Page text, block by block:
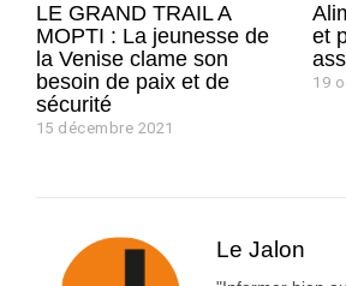
LE GRAND TRAIL A
MOPTI : La jeunesse de
la Venise clame son
besoin de paix et de
sécurité
15 décembre 2021
b
et
19
Le Jalon